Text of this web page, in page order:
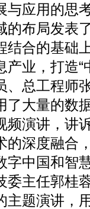
与应用的思
的布局发表
结合的基础
业，打造“
、总工程师
了大量的数
频演讲，讲
的深度融合
字中国和智
委主任郭桂
主题演讲，